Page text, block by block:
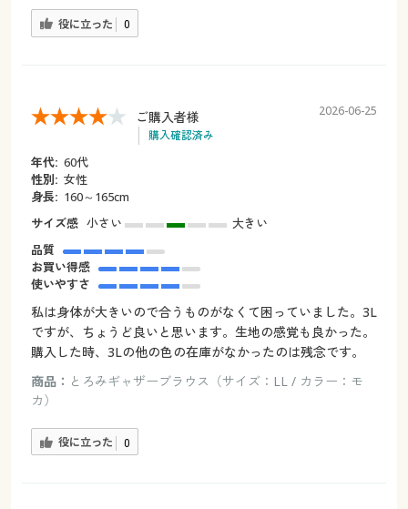
役に立った 0
ご購入者様
購入確認済み
2026-06-25
年代: 60代
性別: 女性
身長: 160～165cm
サイズ感 小さい
大きい
品質
お買い得感
使いやすさ
私は身体が大きいので合うものがなくて困っていました。3L
ですが、ちょうど良いと思います。生地の感覚も良かった。
購入した時、3Lの他の色の在庫がなかったのは残念です。
商品： とろみギャザーブラウス（サイズ：LL / カラー：モ
カ）
役に立った 0